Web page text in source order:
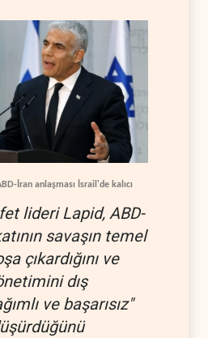
İran anlaşması İsrail'de kalıcı
lideri Lapid, ABD-
savaşın temel
çıkardığını ve
dış
ve başarısız"